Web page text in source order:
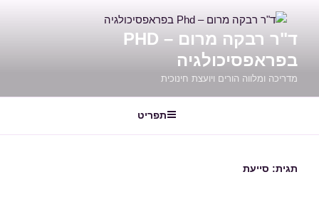
ד"ר רבקה מרום – PHD
בפראפסיכולגיה
מדריכה ומלווה הורים ויועצת חינוכית
תפריט
תגית: סייעת